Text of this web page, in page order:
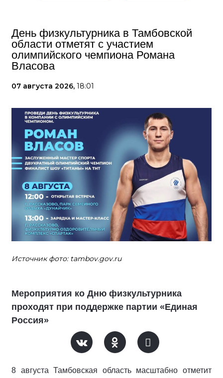
День физкультурника в Тамбовской
области отметят с участием
олимпийского чемпиона Романа
Власова
07 августа 2026, 18:01
Источник фото: tambov.gov.ru
Мероприятия ко Дню физкультурника
проходят при поддержке партии «Единая
Россия»
8 августа Тамбовская область масштабно отметит